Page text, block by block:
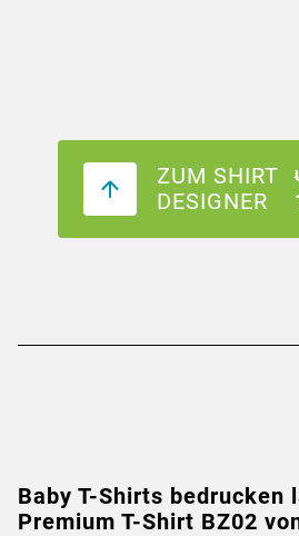
ZUM SHIRT
DESIGNER
Baby T-Shirts bedrucken
Premium T-Shirt BZ02